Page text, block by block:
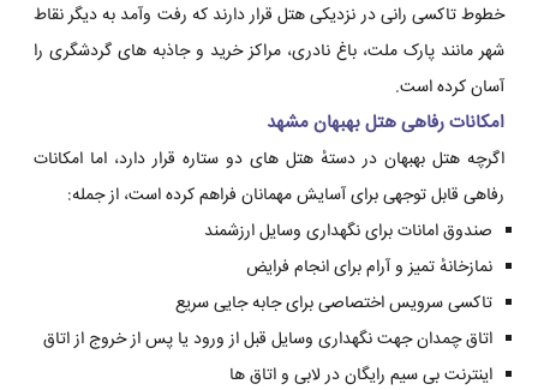
خطوط تاکسی رانی در نزدیکی هتل قرار دارند که رفت وآمد به دیگر نقاط
شهر مانند پارک ملت، باغ نادری، مراکز خرید و جاذبه های گردشگری را
آسان کرده است.
امکانات رفاهی هتل بهبهان مشهد
اگرچه هتل بهبهان در دستهٔ هتل های دو ستاره قرار دارد، اما امکانات
رفاهی قابل توجهی برای آسایش مهمانان فراهم کرده است، از جمله:
صندوق امانات برای نگهداری وسایل ارزشمند
نمازخانهٔ تمیز و آرام برای انجام فرایض
تاکسی سرویس اختصاصی برای جابه جایی سریع
اتاق چمدان جهت نگهداری وسایل قبل از ورود یا پس از خروج از اتاق
اینترنت بی سیم رایگان در لابی و اتاق ها